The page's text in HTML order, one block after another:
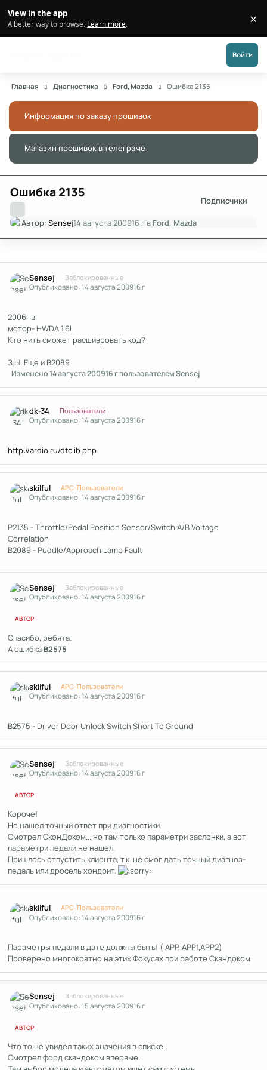
View in the app
A better way to browse. Learn more. ×
Войти
Главная Диагностика Ford, Mazda Ошибка 2135
Информация по заказу прошивок
Магазин прошивок в телеграме
Ошибка 2135
Подписчики
Автор:Sensej14 августа 200916 г в Ford, Mazda
Sensej Заблокированные
Опубликовано:14 августа 200916 г
2006г.в.
мотор- HWDA 1.6L
Кто нить сможет расшивровать код?
З.Ы. Еще и В2089
Изменено14 августа 200916 гпользователем Sensej
dk-34 Пользователи
Опубликовано:14 августа 200916 г
http://ardio.ru/dtclib.php
skilful APC-Пользователи
Опубликовано:14 августа 200916 г
P2135 - Throttle/Pedal Position Sensor/Switch A/B Voltage
Correlation
B2089 - Puddle/Approach Lamp Fault
Sensej Заблокированные
Опубликовано:14 августа 200916 г
АВТОР
Спасибо, ребята.
А ошибка B2575
skilful APC-Пользователи
Опубликовано:14 августа 200916 г
B2575 - Driver Door Unlock Switch Short To Ground
Sensej Заблокированные
Опубликовано:14 августа 200916 г
АВТОР
Короче!
Не нашел точный ответ при диагностики.
Смотрел СконДоком... но там только параметри заслонки, а вот
параметри педали не нашел.
Пришлось отпустить клиента, т.к. не смог дать точный диагноз-
педаль или дросель хондрит.
skilful APC-Пользователи
Опубликовано:14 августа 200916 г
Параметры педали в дате должны быть! ( APP, APP1,APP2)
Проверено многократно на этих Фокусах при работе Скандоком
Sensej Заблокированные
Опубликовано:15 августа 200916 г
АВТОР
Что то не увидел таких значения в списке.
Смотрел форд скандоком впервые.